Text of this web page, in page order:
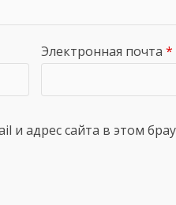
Электронная почта *
и адрес сайта в этом